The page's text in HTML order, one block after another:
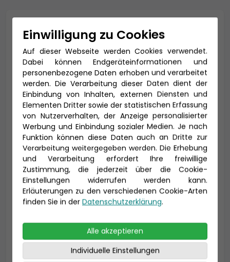
Anrede *
Titel
Vorname * Nachname *
E-Mail *
Telefon *
Einwilligung zu Cookies
Auf dieser Webseite werden Cookies verwendet.
Dabei können Endgeräteinformationen und
personenbezogene Daten erhoben und verarbeitet
werden. Die Verarbeitung dieser Daten dient der
Einbindung von Inhalten, externen Diensten und
Elementen Dritter sowie der statistischen Erfassung
von Nutzerverhalten, der Anzeige personalisierter
Werbung und Einbindung sozialer Medien. Je nach
Funktion können diese Daten auch an Dritte zur
Verarbeitung weitergegeben werden. Die Erhebung
und Verarbeitung erfordert Ihre freiwillige
Zustimmung, die jederzeit über die Cookie-
Einstellungen widerrufen werden kann.
Erläuterungen zu den verschiedenen Cookie-Arten
finden Sie in der Datenschutzerklärung.
Alle akzeptieren
Individuelle Einstellungen